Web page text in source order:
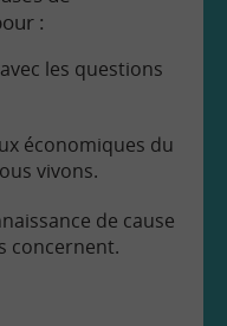
:
les questions
économiques du
vivons.
de cause
concernent.